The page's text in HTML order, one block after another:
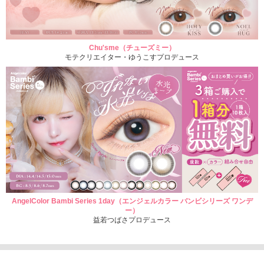
Chu'sme（チューズミー）
モテクリエイター・ゆうこすプロデュース
AngelColor Bambi Series 1day（エンジェルカラー バンビシリーズ ワンデ
ー）
益若つばさプロデュース